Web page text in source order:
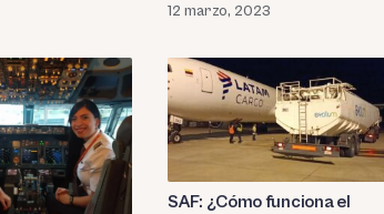
12 marzo, 2023
SAF: ¿Cómo funciona el